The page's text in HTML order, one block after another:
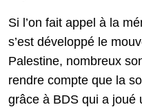
Si l’on fait appel à la
s’est développé le
Palestine, nombreux
rendre compte que la
grâce à BDS qui a joué